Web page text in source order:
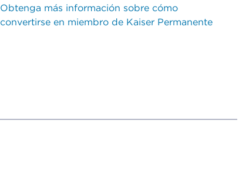
Obtenga más información sobre cómo
convertirse en miembro de Kaiser Permanente